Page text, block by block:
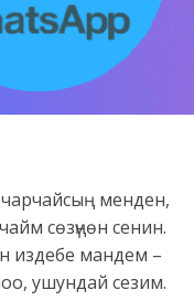
чарчайсың менден,
сөзүңөн сенин.
издебе мандем –
ушундай сезим.